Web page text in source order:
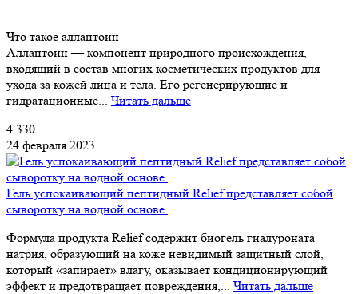
Что такое аллантоин
Аллантоин — компонент природного происхождения,
входящий в состав многих косметических продуктов для
ухода за кожей лица и тела. Его регенерирующие и
гидратационные... Читать дальше
4 330
24 февраля 2023
Гель успокаивающий пептидный Relief представляет собой
сыворотку на водной основе.
Формула продукта Relief содержит биогель гиалуроната
натрия, образующий на коже невидимый защитный слой,
который «запирает» влагу, оказывает кондиционирующий
эффект и предотвращает повреждения,... Читать дальше